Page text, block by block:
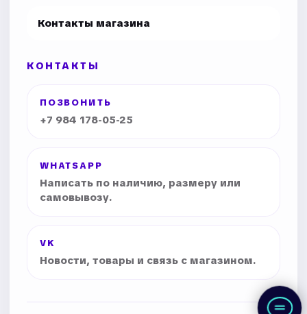
Контакты магазина
КОНТАКТЫ
ПОЗВОНИТЬ
+7 984 178-05-25
WHATSAPP
Написать по наличию, размеру или
самовывозу.
VK
Новости, товары и связь с магазином.